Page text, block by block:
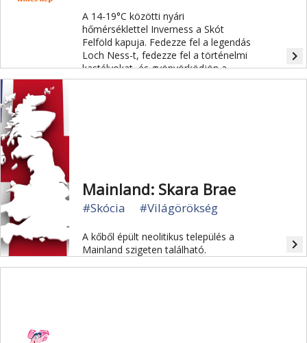
A 14-19°C közötti nyári
hőmérséklettel Inverness a Skót
Felföld kapuja. Fedezze fel a legendás
Loch Ness-t, fedezze fel a történelmi
kastélyokat, és gyönyörködjön a
környező tájak vad szépségében.
navigate_next
Mainland: Skara Brae
#Skócia #Világörökség
A kőből épült neolitikus település a
Mainland szigeten található.
navigate_next